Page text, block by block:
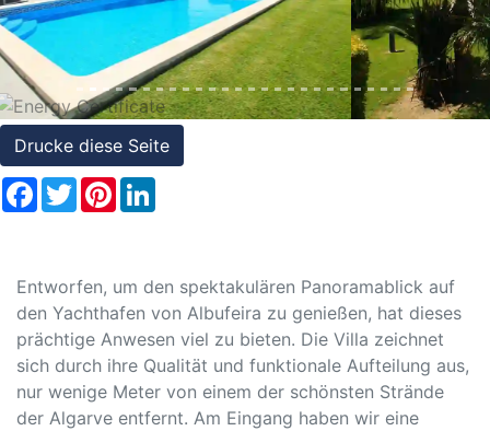
Referenzen
Immobilien
und
Steuerrecht
Drucke diese Seite
Facebook
TwitterPinterest
Entworfen, um den spektakulären Panoramablick auf
den Yachthafen von Albufeira zu genießen, hat dieses
prächtige Anwesen viel zu bieten. Die Villa zeichnet
sich durch ihre Qualität und funktionale Aufteilung aus,
nur wenige Meter von einem der schönsten Strände
der Algarve entfernt. Am Eingang haben wir eine